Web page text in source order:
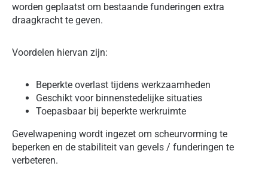
worden geplaatst om bestaande funderingen extra
draagkracht te geven.
Voordelen hiervan zijn:
Beperkte overlast tijdens werkzaamheden
Geschikt voor binnenstedelijke situaties
Toepasbaar bij beperkte werkruimte
Gevelwapening wordt ingezet om scheurvorming te
beperken en de stabiliteit van gevels / funderingen te
verbeteren.